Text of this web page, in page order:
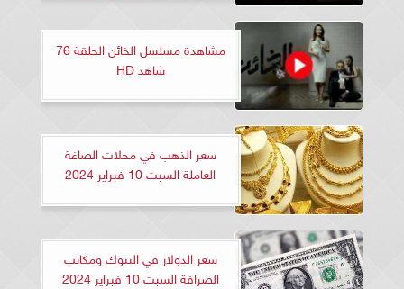
مشاهدة مسلسل الخائن الحلقة 76
شاهد HD
سعر الذهب في محلات الصاغة
العاملة السبت 10 فبراير 2024
سعر الدولار في البنوك ومكاتب
الصرافة السبت 10 فبراير 2024